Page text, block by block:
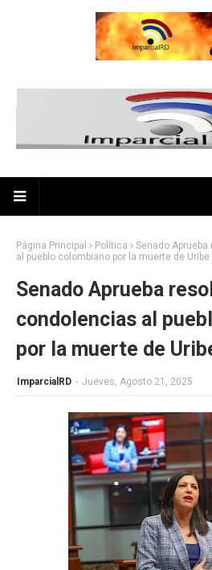
Página Principal Política
Senado
al pueblo colombiano por la muerte de Uribe
Senado Aprueba
condolencias al
por la muerte de
ImparcialRD - Jueves, Agosto 21, 2025